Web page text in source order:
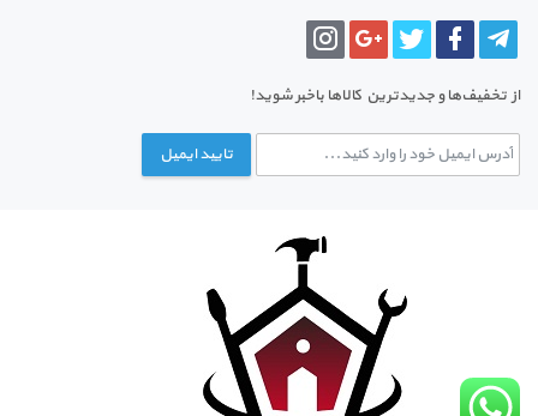
از تخفیف‌ها و جدیدترین‌ کالاها باخبر شوید!
تایید ایمیل